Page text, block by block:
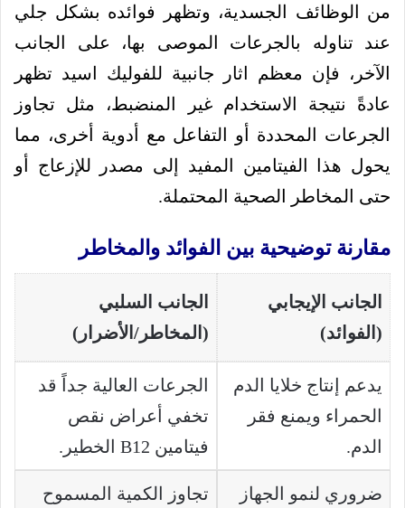
من الوظائف الجسدية، وتظهر فوائده بشكل جلي
عند تناوله بالجرعات الموصى بها، على الجانب
الآخر، فإن معظم اثار جانبية للفوليك اسيد تظهر
عادةً نتيجة الاستخدام غير المنضبط، مثل تجاوز
الجرعات المحددة أو التفاعل مع أدوية أخرى، مما
يحول هذا الفيتامين المفيد إلى مصدر للإزعاج أو
حتى المخاطر الصحية المحتملة.
مقارنة توضيحية بين الفوائد والمخاطر
الجانب الإيجابي
(الفوائد)
الجانب السلبي
(المخاطر/الأضرار)
يدعم إنتاج خلايا الدم
الحمراء ويمنع فقر
الدم.
الجرعات العالية جداً قد
تخفي أعراض نقص
فيتامين B12 الخطير.
ضروري لنمو الجهاز
تجاوز الكمية المسموح